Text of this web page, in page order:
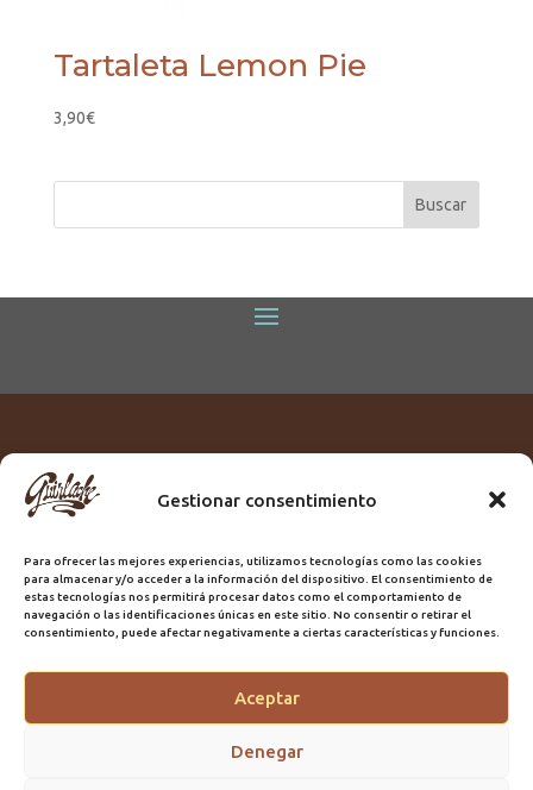
Gestionar consentimiento
Para ofrecer las mejores experiencias, utilizamos tecnologías como las cookies
para almacenar y/o acceder a la información del dispositivo. El consentimiento de
estas tecnologías nos permitirá procesar datos como el comportamiento de
navegación o las identificaciones únicas en este sitio. No consentir o retirar el
consentimiento, puede afectar negativamente a ciertas características y funciones.
Aceptar
Denegar
Tartaleta Lemon Pie
3,90€
Titular:
ROME GUIRLACHE SL.
Domicilio:Calle Triana, 68
Ciudad:Las Palmas de Gran Canaria
Registro Sanitario:GC/20/PH/7192